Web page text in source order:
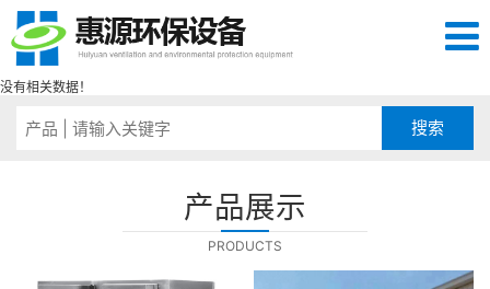
没有相关数据！
产品展示
PRODUCTS